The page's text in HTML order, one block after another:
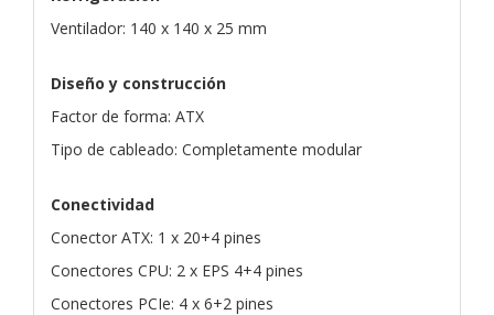
Ventilador: 140 x 140 x 25 mm
Diseño y construcción
Factor de forma: ATX
Tipo de cableado: Completamente modular
Conectividad
Conector ATX: 1 x 20+4 pines
Conectores CPU: 2 x EPS 4+4 pines
Conectores PCIe: 4 x 6+2 pines